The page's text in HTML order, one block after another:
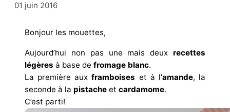
01 juin 2016
Bonjour les mouettes,
Aujourd’hui non pas une mais deux recettes
légères à base de fromage blanc.
La première auxframboises et à l’amande, la
seconde à la pistache et cardamome.
C’est parti!